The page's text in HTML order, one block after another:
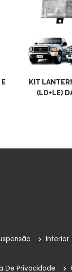
KIT
(LD+LE)
Interior
De Privacidade